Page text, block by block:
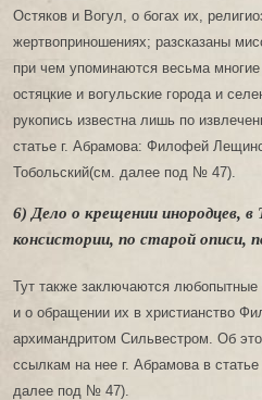
Остяков и Вогул, о богах их,
жертвоприношениях; разсказаны
при чем упоминаются весьма
остяцкие и вогульские города и
рукопись известна лишь по
статье г. Абрамова: Филофей
Тобольский(см. далее под № 47).
6) Дело о крещении инородцев, в
консистории, по старой описи,
Тут также заключаются любопытные
и о обращении их в христианство
архимандритом Сильвестром. Об
ссылкам на нее г. Абрамова в
далее под № 47).